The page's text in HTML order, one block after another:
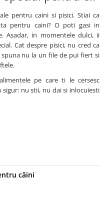
pentru caini si pisici. Stiai ca
pentru caini? O poti gasi in
Asadar, in momentele dulci, ii
Cat despre pisici, nu cred ca
nu la un file de pui fiert si
pe care ti le cersesc
nu stii, nu dai si inlocuiesti
câini